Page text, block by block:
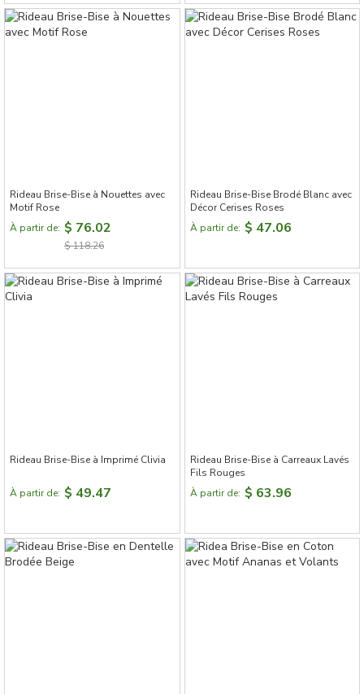
Rideau Brise-Bise à Nouettes avec
Motif Rose
À partir de: $ 76.02
$ 118.26
Rideau Brise-Bise Brodé Blanc avec
Décor Cerises Roses
À partir de: $ 47.06
Rideau Brise-Bise à Imprimé Clivia
À partir de: $ 49.47
Rideau Brise-Bise à Carreaux Lavés
Fils Rouges
À partir de: $ 63.96